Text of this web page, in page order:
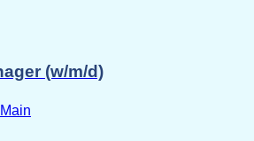
(w/m/d)